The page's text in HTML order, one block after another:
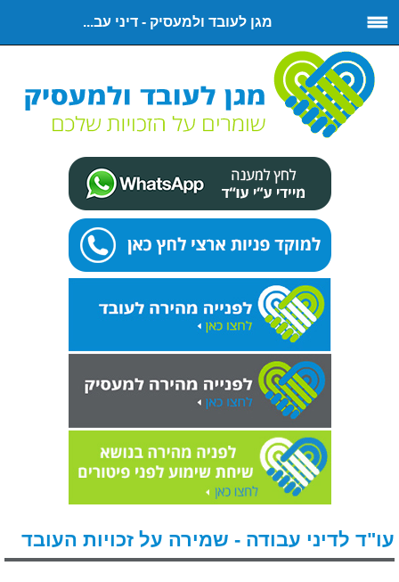
מגן לעובד ולמעסיק - דיני עב...
עו"ד לדיני עבודה - שמירה על זכויות העובד